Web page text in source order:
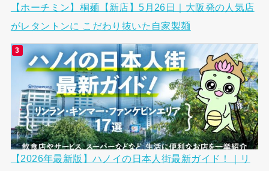
【ホーチミン】桐麺【新店】5月26日｜大阪発の人気店
がレタントンに こだわり抜いた自家製麺
【2026年最新版】ハノイの日本人街最新ガイド！｜リ